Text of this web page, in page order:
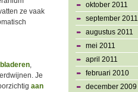
ze vaak
,
Je
aan
oktober 2011
september 2011
augustus 2011
mei 2011
april 2011
februari 2010
december 2009